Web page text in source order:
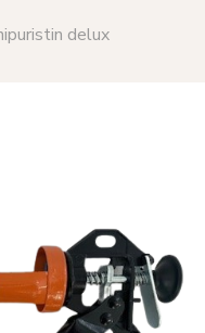
delux